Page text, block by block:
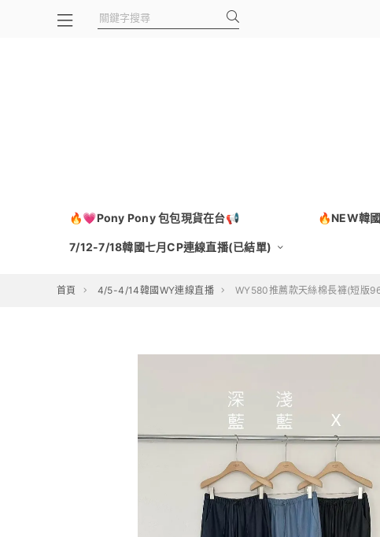
🔥💗Pony Pony 包包現貨在台📢 🔥NEW韓
7/12-7/18韓國七月CP連線直播(已結單)
首頁 4/5-4/14韓國WY連線直播 WY580推薦款天絲棉長褲(短版